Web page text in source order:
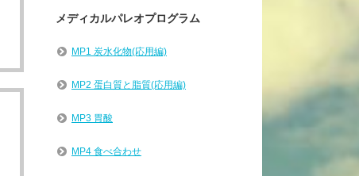
メディカルパレオプログラム
MP1 炭水化物(応用編)
MP2 蛋白質と脂質(応用編)
MP3 胃酸
MP4 食べ合わせ